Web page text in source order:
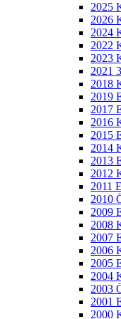
2025
2026
2024
2022
2023
2021
2018
2019
2017
2016
2015
2014
2013
2012
2011
2010
2009
2008
2007
2006
2005
2004
2003
2001
2000